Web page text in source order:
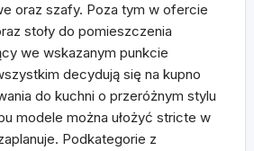
oraz szafy. Poza tym w ofercie
stoły do pomieszczenia
we wskazanym punkcie
decydują się na kupno
do kuchni o przeróżnym stylu
modele można ułożyć stricte w
Podkategorie z